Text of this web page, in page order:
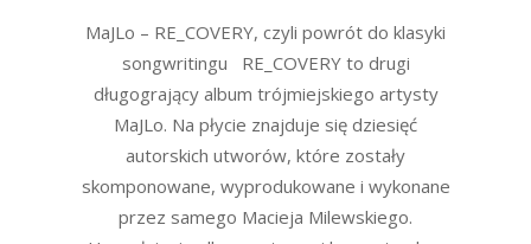
30MaJLo – RE_COVERY, czyli powrót do klasyki
songwritingu RE_COVERY to drugi
długogrający album trójmiejskiego artysty
MaJLo. Na płycie znajduje się dziesięć
autorskich utworów, które zostały
skomponowane, wyprodukowane i wykonane
przez samego Macieja Milewskiego.